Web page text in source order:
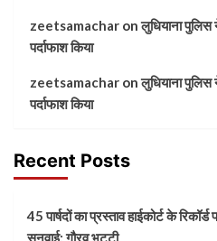
zeetsamachar onलुधियाना
पर्दाफाश किया
zeetsamachar onलुधियाना
पर्दाफाश किया
Recent Posts
45 पार्षदों का प्रस्ताव हाईकोर्ट के
सुनवाई: गौरव भट्टी